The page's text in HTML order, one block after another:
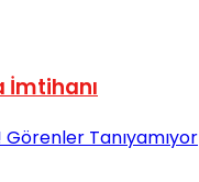
İmtihanı